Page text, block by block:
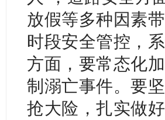
放假等多种因素
时段安全管控，
方面，要常态化
制溺亡事件。要
抢大险，扎实做